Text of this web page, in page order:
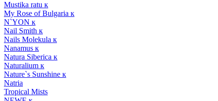
Mustika ratu к
My Rose of Bulgaria к
N`YON к
Nail Smith к
Nails Molekula к
Nanamus к
Natura Siberica к
Naturalium к
Nature`s Sunshine к
Natria
Tropical Mists